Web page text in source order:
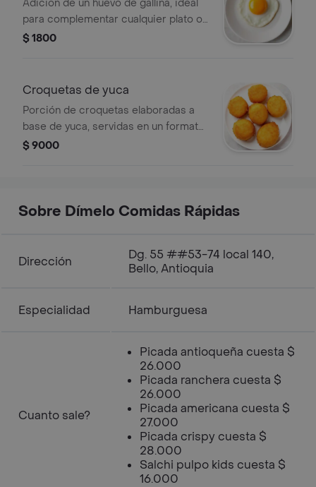
Adición de un huevo de gallina, ideal
para complementar cualquier plato o
preparación.
$ 1800
Croquetas de yuca
Porción de croquetas elaboradas a
base de yuca, servidas en un formato
de seis unidades como adición.
$ 9000
Sobre Dímelo Comidas Rápidas
Dirección
Dg. 55 ##53-74 local 140,
Bello, Antioquia
Especialidad Hamburguesa
Cuanto sale?
Picada antioqueña cuesta $
26.000
Picada ranchera cuesta $
26.000
Picada americana cuesta $
27.000
Picada crispy cuesta $
28.000
Salchi pulpo kids cuesta $
16.000